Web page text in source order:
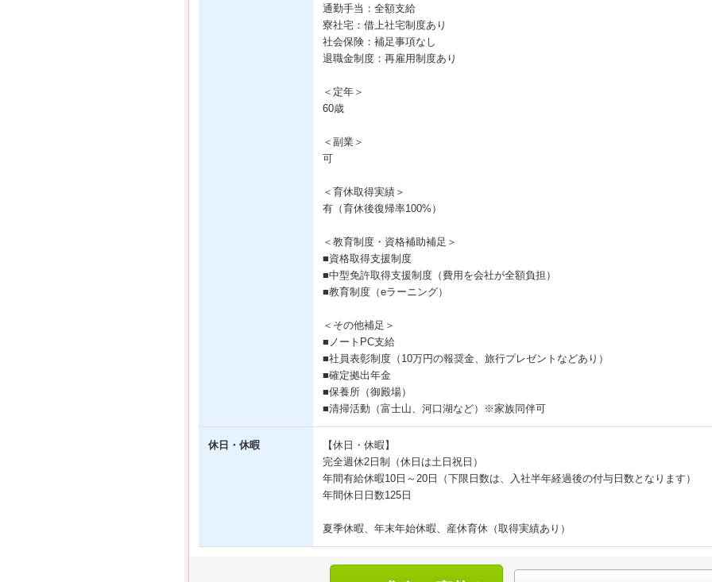
通勤手当：全額支給
寮社宅：借上社宅制度あり
社会保険：補足事項なし
退職金制度：再雇用制度あり
＜定年＞
60歳
＜副業＞
可
＜育休取得実績＞
有（育休後復帰率100%）
＜教育制度・資格補助補足＞
■資格取得支援制度
■中型免許取得支援制度（費用を会社が全額負担）
■教育制度（eラーニング）
＜その他補足＞
■ノートPC支給
■社員表彰制度（10万円の報奨金、旅行プレゼントなどあり）
■確定拠出年金
■保養所（御殿場）
■清掃活動（富士山、河口湖など）※家族同伴可
休日・休暇
【休日・休暇】
完全週休2日制（休日は土日祝日）
年間有給休暇10日～20日（下限日数は、入社半年経過後の付与日数となります）
年間休日日数125日
夏季休暇、年末年始休暇、産休育休（取得実績あり）